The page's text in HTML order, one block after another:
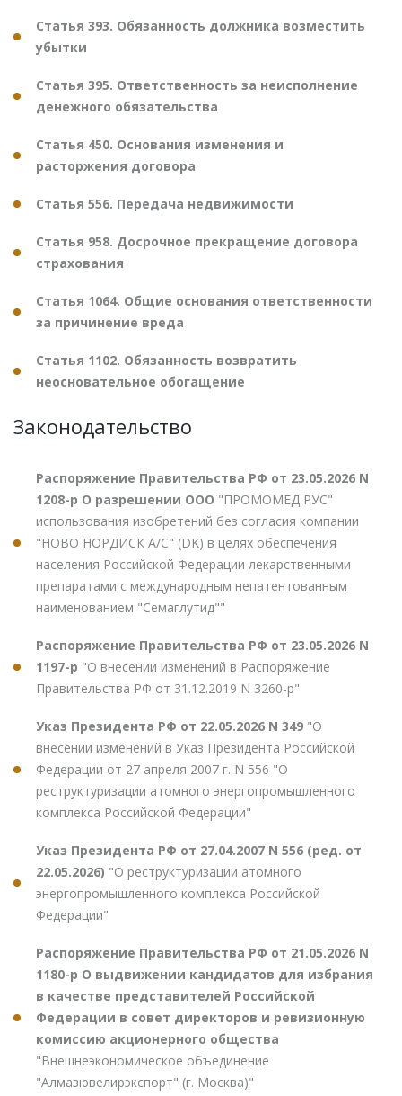
Статья 393. Обязанность должника возместить
убытки
Статья 395. Ответственность за неисполнение
денежного обязательства
Статья 450. Основания изменения и
расторжения договора
Статья 556. Передача недвижимости
Статья 958. Досрочное прекращение договора
страхования
Статья 1064. Общие основания ответственности
за причинение вреда
Статья 1102. Обязанность возвратить
неосновательное обогащение
Законодательство
Распоряжение Правительства РФ от 23.05.2026 N
1208-р О разрешении ООО "ПРОМОМЕД РУС"
использования изобретений без согласия компании
"НОВО НОРДИСК А/С" (DK) в целях обеспечения
населения Российской Федерации лекарственными
препаратами с международным непатентованным
наименованием "Семаглутид""
Распоряжение Правительства РФ от 23.05.2026 N
1197-р "О внесении изменений в Распоряжение
Правительства РФ от 31.12.2019 N 3260-р"
Указ Президента РФ от 22.05.2026 N 349 "О
внесении изменений в Указ Президента Российской
Федерации от 27 апреля 2007 г. N 556 "О
реструктуризации атомного энергопромышленного
комплекса Российской Федерации"
Указ Президента РФ от 27.04.2007 N 556 (ред. от
22.05.2026) "О реструктуризации атомного
энергопромышленного комплекса Российской
Федерации"
Распоряжение Правительства РФ от 21.05.2026 N
1180-р О выдвижении кандидатов для избрания
в качестве представителей Российской
Федерации в совет директоров и ревизионную
комиссию акционерного общества
"Внешнеэкономическое объединение
"Алмазювелирэкспорт" (г. Москва)"